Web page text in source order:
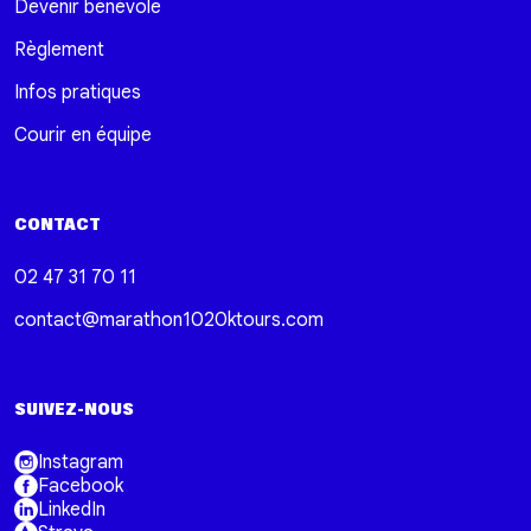
Devenir bénévole
Règlement
Infos pratiques
Courir en équipe
CONTACT
02 47 31 70 11
contact@marathon1020ktours.com
SUIVEZ-NOUS
Instagram
Facebook
LinkedIn